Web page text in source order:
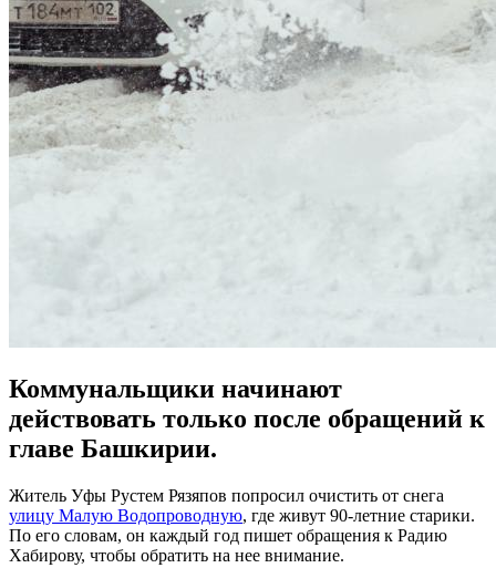
Коммунальщики начинают
действовать только после обращений к
главе Башкирии.
Житель Уфы Рустем Рязяпов попросил очистить от снега
улицу Малую Водопроводную, где живут 90-летние старики.
По его словам, он каждый год пишет обращения к Радию
Хабирову, чтобы обратить на нее внимание.